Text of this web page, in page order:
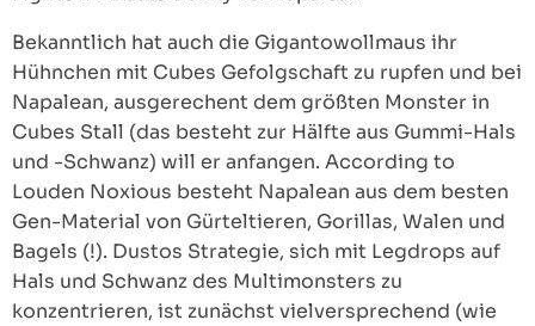
Bekanntlich hat auch die Gigantowollmaus ihr
Hühnchen mit Cubes Gefolgschaft zu rupfen und bei
Napalean, ausgerechent dem größten Monster in
Cubes Stall (das besteht zur Hälfte aus Gummi-Hals
und -Schwanz) will er anfangen. According to
Louden Noxious besteht Napalean aus dem besten
Gen-Material von Gürteltieren, Gorillas, Walen und
Bagels (!). Dustos Strategie, sich mit Legdrops auf
Hals und Schwanz des Multimonsters zu
konzentrieren, ist zunächst vielversprechend (wie